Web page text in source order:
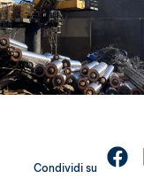
Condividi su